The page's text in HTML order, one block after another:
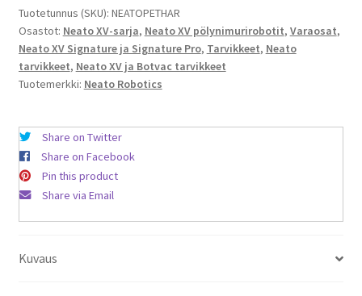
Allergy
harja
määrä
Tuotetunnus (SKU): NEATOPETHAR
Osastot: Neato XV-sarja, Neato XV pölynimurirobotit, Varaosat,
Neato XV Signature ja Signature Pro, Tarvikkeet, Neato
tarvikkeet, Neato XV ja Botvac tarvikkeet
Tuotemerkki: Neato Robotics
Share on Twitter
Share on Facebook
Pin this product
Share via Email
Kuvaus